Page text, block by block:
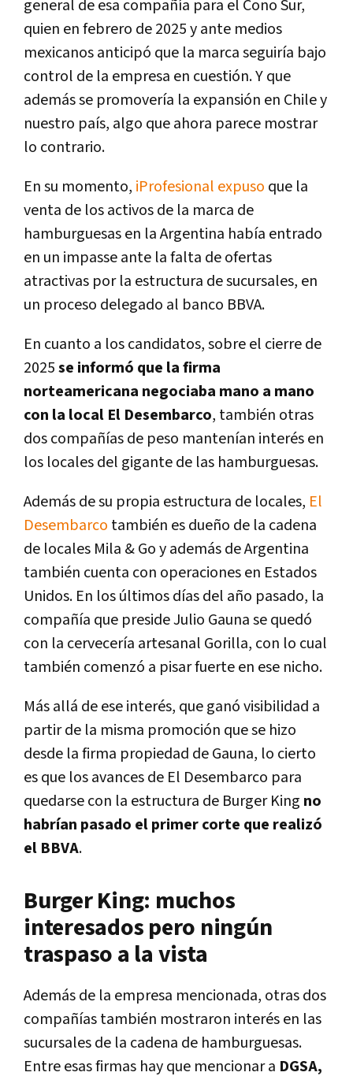
general de esa compañía para el Cono Sur,
quien en febrero de 2025 y ante medios
mexicanos anticipó que la marca seguiría bajo
control de la empresa en cuestión. Y que
además se promovería la expansión en Chile y
nuestro país, algo que ahora parece mostrar
lo contrario.
En su momento, iProfesional expuso que la
venta de los activos de la marca de
hamburguesas en la Argentina había entrado
en un impasse ante la falta de ofertas
atractivas por la estructura de sucursales, en
un proceso delegado al banco BBVA.
En cuanto a los candidatos, sobre el cierre de
2025se informó que la firma
norteamericana negociaba mano a mano
con la local El Desembarco, también otras
dos compañías de peso mantenían interés en
los locales del gigante de las hamburguesas.
Además de su propia estructura de locales, El
Desembarco también es dueño de la cadena
de locales Mila & Go y además de Argentina
también cuenta con operaciones en Estados
Unidos. En los últimos días del año pasado, la
compañía que preside Julio Gauna se quedó
con la cervecería artesanal Gorilla, con lo cual
también comenzó a pisar fuerte en ese nicho.
Más allá de ese interés, que ganó visibilidad a
partir de la misma promoción que se hizo
desde la firma propiedad de Gauna, lo cierto
es que los avances de El Desembarco para
quedarse con la estructura de Burger King no
habrían pasado el primer corte que realizó
el BBVA.
Burger King: muchos
interesados pero ningún
traspaso a la vista
Además de la empresa mencionada, otras dos
compañías también mostraron interés en las
sucursales de la cadena de hamburguesas.
Entre esas firmas hay que mencionar a DGSA,